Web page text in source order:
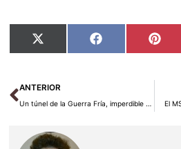
Compartir
en
X
(Twitter)
Compartir
en
Facebook
en
Ant
ANTERIOR
Un túnel de la Guerra Fría, imperdible en Albania El